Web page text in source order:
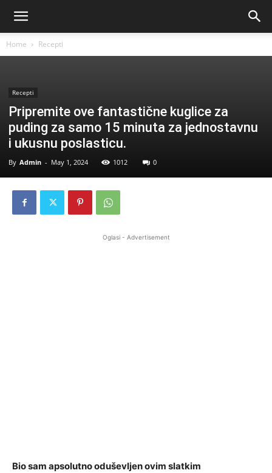
Home Recepti
Recepti
Pripremite ove fantastične kuglice za
puding za samo 15 minuta za jednostavnu
i ukusnu poslasticu.
By Admin - May 1, 2024 1012 0
Oglasi - Advertisement
Bio sam apsolutno oduševljen ovim slatkim